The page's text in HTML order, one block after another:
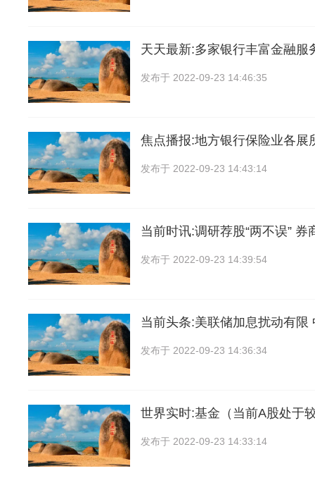
天天最新:多家银行丰富金融服
发布于 2022-09-23 14:46:35
焦点播报:地方银行保险业各展
发布于 2022-09-23 14:43:14
当前时讯:调研荐股“两不误” 券
发布于 2022-09-23 14:39:54
当前头条:美联储加息扰动有限
发布于 2022-09-23 14:36:34
世界实时:基金（当前A股处于
发布于 2022-09-23 14:33:14